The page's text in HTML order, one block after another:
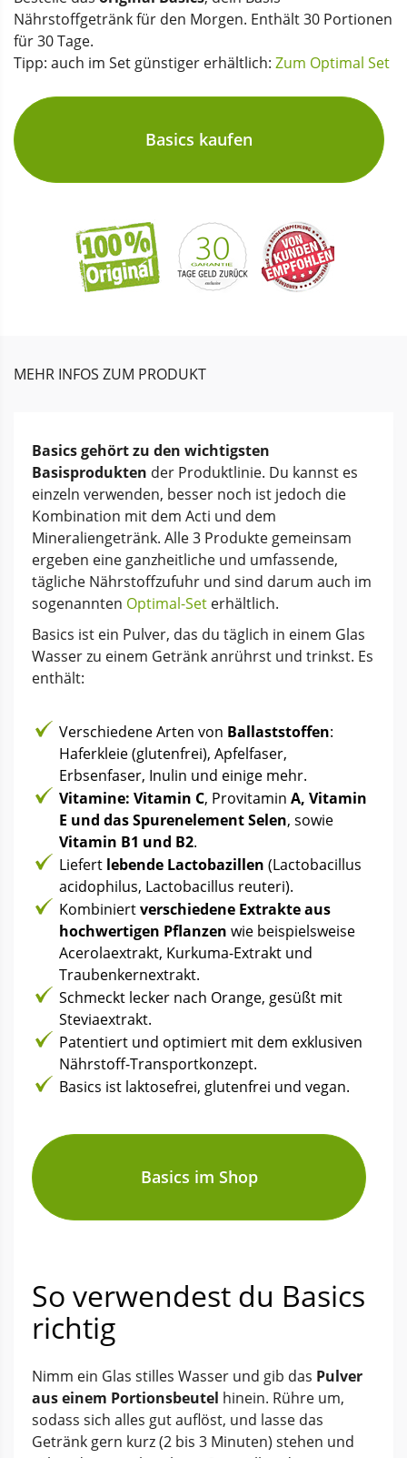
Nährstoffgetränk für den Morgen. Enthält 30 Portionen
für 30 Tage.
Tipp: auch im Set günstiger erhältlich: Zum Optimal Set
Basics kaufen
MEHR INFOS ZUM PRODUKT
Basics gehört zu den wichtigsten
Basisprodukten der Produktlinie. Du kannst es
einzeln verwenden, besser noch ist jedoch die
Kombination mit dem Acti und dem
Mineraliengetränk. Alle 3 Produkte gemeinsam
ergeben eine ganzheitliche und umfassende,
tägliche Nährstoffzufuhr und sind darum auch im
sogenannten Optimal-Set erhältlich.
Basics ist ein Pulver, das du täglich in einem Glas
Wasser zu einem Getränk anrührst und trinkst. Es
enthält:
Verschiedene Arten von Ballaststoffen:
Haferkleie (glutenfrei), Apfelfaser,
Erbsenfaser, Inulin und einige mehr.
Vitamine: Vitamin C, Provitamin A, Vitamin
E und das Spurenelement Selen, sowie
Vitamin B1 und B2.
Liefert lebende Lactobazillen (Lactobacillus
acidophilus, Lactobacillus reuteri).
Kombiniertverschiedene Extrakte aus
hochwertigen Pflanzen wie beispielsweise
Acerolaextrakt, Kurkuma-Extrakt und
Traubenkernextrakt.
Schmeckt lecker nach Orange, gesüßt mit
Steviaextrakt.
Patentiert und optimiert mit dem exklusiven
Nährstoff-Transportkonzept.
Basics ist laktosefrei, glutenfrei und vegan.
Basics im Shop
So verwendest du Basics
richtig
Nimm ein Glas stilles Wasser und gib das Pulver
aus einem Portionsbeutel hinein. Rühre um,
sodass sich alles gut auflöst, und lasse das
Getränk gern kurz (2 bis 3 Minuten) stehen und